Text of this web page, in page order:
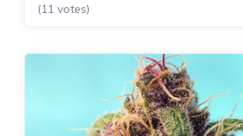
(11 votes)